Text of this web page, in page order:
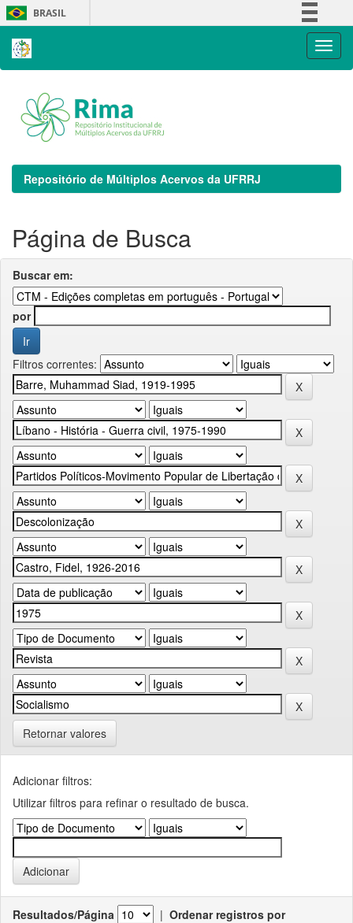
Skip
navigation
BRASIL
Repositório de Múltiplos Acervos da UFRRJ
Página de Busca
Buscar em:
por
Filtros correntes:
Retornar valores
Adicionar filtros:
Utilizar filtros para refinar o resultado de busca.
Resultados/Página | Ordenar registros por